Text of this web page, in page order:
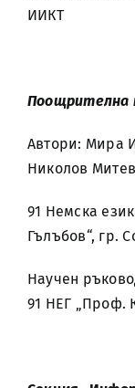
ИИКТ
Поощрителна
Автори: Мира
Николов
91 Немска
Гълъбов“, гр.
Научен
91 НЕГ „Проф.